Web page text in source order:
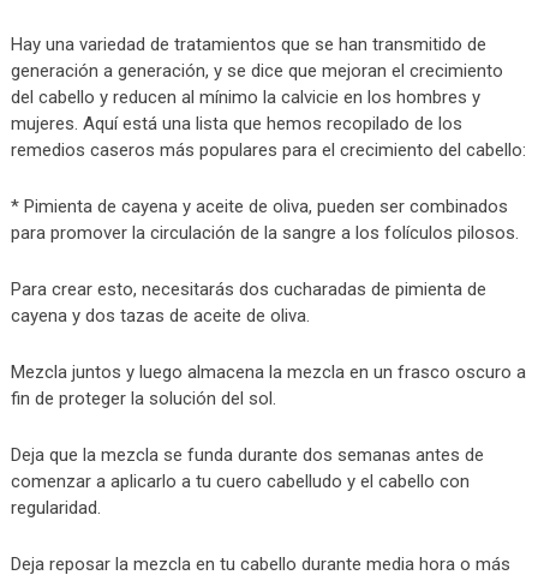
Hay una variedad de tratamientos que se han transmitido de
generación a generación, y se dice que mejoran el crecimiento
del cabello y reducen al mínimo la calvicie en los hombres y
mujeres. Aquí está una lista que hemos recopilado de los
remedios caseros más populares para el crecimiento del cabello:
* Pimienta de cayena y aceite de oliva, pueden ser combinados
para promover la circulación de la sangre a los folículos pilosos.
Para crear esto, necesitarás dos cucharadas de pimienta de
cayena y dos tazas de aceite de oliva.
Mezcla juntos y luego almacena la mezcla en un frasco oscuro a
fin de proteger la solución del sol.
Deja que la mezcla se funda durante dos semanas antes de
comenzar a aplicarlo a tu cuero cabelludo y el cabello con
regularidad.
Deja reposar la mezcla en tu cabello durante media hora o más